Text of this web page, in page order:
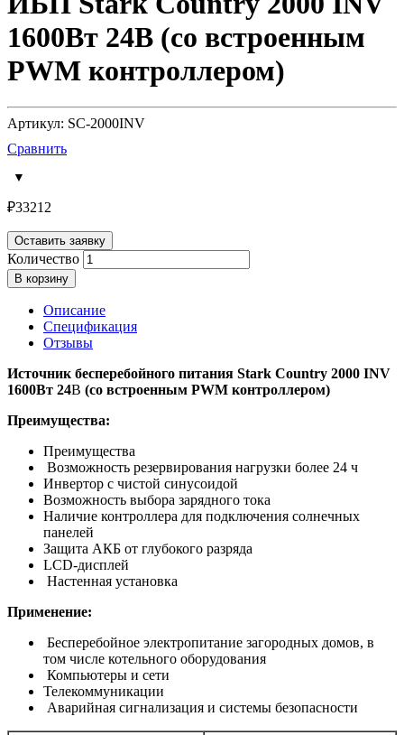
1600Вт 24В (со встроенным
PWM контроллером)
Артикул: SC-2000INV
Сравнить
₽33212
Оставить заявку
Количество
В корзину
Описание
Спецификация
Отзывы
Источник бесперебойного питания Stark Country 2000 INV
1600Вт 24В (со встроенным PWM контроллером)
Преимущества:
Преимущества
Возможность резервирования нагрузки более 24 ч
Инвертор с чистой синусоидой
Возможность выбора зарядного тока
Наличие контроллера для подключения cолнечных
панелей
Защита АКБ от глубокого разряда
LCD-дисплей
Настенная установка
Применение:
Бесперебойное электропитание загородных домов, в
том числе котельного оборудования
Компьютеры и сети
Телекоммуникации
Аварийная сигнализация и системы безопасности